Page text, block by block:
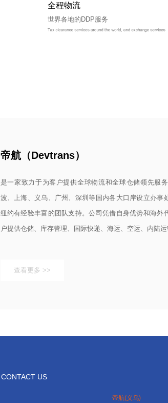
全程物流
世界各地的DDP服务
帝航（Devtrans）
是一家致力于为客户提供全球物流和全球仓储领先服
波、上海、义乌、广州、深圳等国内各大口岸设立办事
纽约有经验丰富的团队支持。公司凭借自身优势和海外
户提供仓储、库存管理、国际快递、海运、空运、内陆运
查看更多 >>
CONTACT US
帝航(义乌)